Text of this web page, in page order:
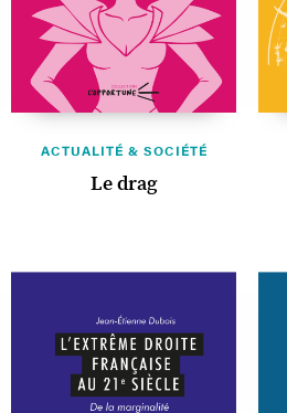
ACTUALITÉ & SOCIÉTÉ
Le drag